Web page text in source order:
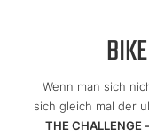
Wenn man sich
sich gleich mal der
THE CHALLENGE